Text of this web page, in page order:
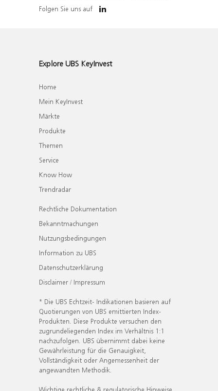
Folgen Sie uns auf
Explore UBS KeyInvest
Home
Mein KeyInvest
Märkte
Produkte
Themen
Service
Know How
Trendradar
Rechtliche Dokumentation
Bekanntmachungen
Nutzungsbedingungen
Information zu UBS
Datenschutzerklärung
Disclaimer / Impressum
* Die UBS Echtzeit- Indikationen basieren auf
Quotierungen von UBS emittierten Index-
Produkten. Diese Produkte versuchen den
zugrundeliegenden Index im Verhältnis 1:1
nachzufolgen. UBS übernimmt dabei keine
Gewährleistung für die Genauigkeit,
Vollständigkeit oder Angemessenheit der
angewandten Methodik.